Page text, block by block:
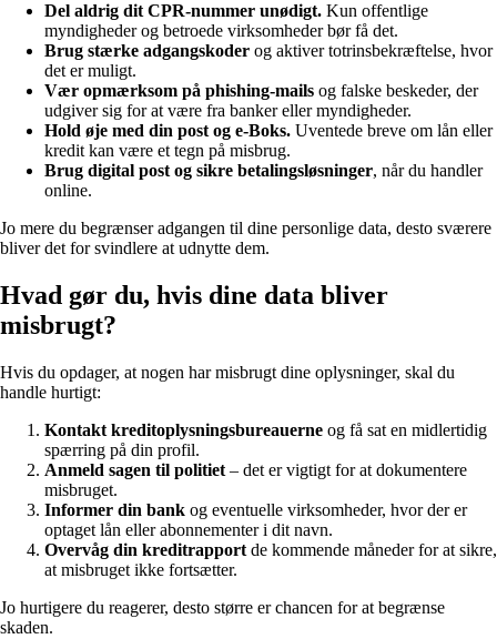
Del aldrig dit CPR-nummer unødigt. Kun offentlige
myndigheder og betroede virksomheder bør få det.
Brug stærke adgangskoder og aktiver totrinsbekræftelse, hvor
det er muligt.
Vær opmærksom på phishing-mails og falske beskeder, der
udgiver sig for at være fra banker eller myndigheder.
Hold øje med din post og e-Boks. Uventede breve om lån eller
kredit kan være et tegn på misbrug.
Brug digital post og sikre betalingsløsninger, når du handler
online.
Jo mere du begrænser adgangen til dine personlige data, desto sværere
bliver det for svindlere at udnytte dem.
Hvad gør du, hvis dine data bliver
misbrugt?
Hvis du opdager, at nogen har misbrugt dine oplysninger, skal du
handle hurtigt:
Kontakt kreditoplysningsbureauerne og få sat en midlertidig
spærring på din profil.
Anmeld sagen til politiet – det er vigtigt for at dokumentere
misbruget.
Informer din bank og eventuelle virksomheder, hvor der er
optaget lån eller abonnementer i dit navn.
Overvåg din kreditrapport de kommende måneder for at sikre,
at misbruget ikke fortsætter.
Jo hurtigere du reagerer, desto større er chancen for at begrænse
skaden.